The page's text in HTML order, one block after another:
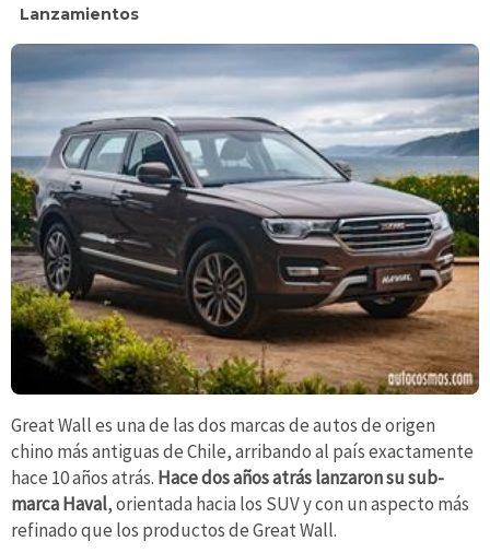
Lanzamientos
Great Wall es una de las dos marcas de autos de origen
chino más antiguas de Chile, arribando al país exactamente
hace 10 años atrás. Hace dos años atrás lanzaron su sub-
marca Haval, orientada hacia los SUV y con un aspecto más
refinado que los productos de Great Wall.